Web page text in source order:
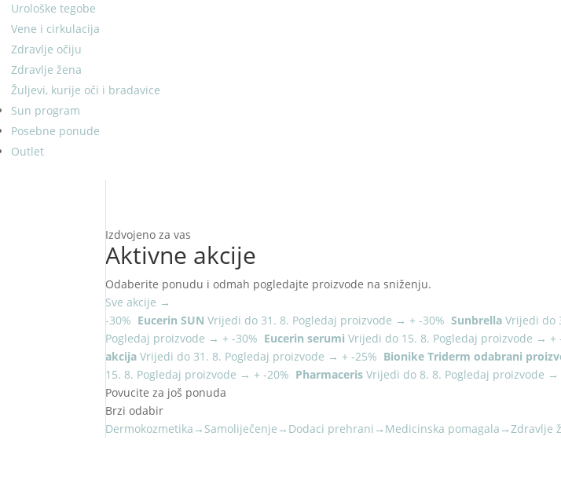
Urološke tegobe
Vene i cirkulacija
Zdravlje očiju
Zdravlje žena
Žuljevi, kurije oči i bradavice
Sun program
Posebne ponude
Outlet
Izdvojeno za vas
Aktivne akcije
Odaberite ponudu i odmah pogledajte proizvode na sniženju.
Sve akcije →
-30% Eucerin SUN Vrijedi do 31. 8. Pogledaj proizvode → + -30% Sunbrella Vrijedi do
Pogledaj proizvode → + -30% Eucerin serumi Vrijedi do 15. 8. Pogledaj proizvode → +
akcija Vrijedi do 31. 8. Pogledaj proizvode → + -25% Bionike Triderm odabrani
15. 8. Pogledaj proizvode → + -20% Pharmaceris Vrijedi do 8. 8. Pogledaj proizvode →
Povucite za još ponuda
Brzi odabir
Dermokozmetika → Samoliječenje → Dodaci prehrani → Medicinska pomagala →Zdravlje